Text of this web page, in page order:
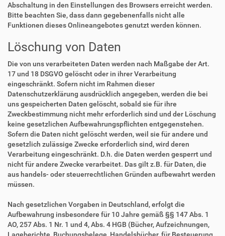
Abschaltung in den Einstellungen des Browsers erreicht werden.
Bitte beachten Sie, dass dann gegebenenfalls nicht alle
Funktionen dieses Onlineangebotes genutzt werden können.
Löschung von Daten
Die von uns verarbeiteten Daten werden nach Maßgabe der Art.
17 und 18 DSGVO gelöscht oder in ihrer Verarbeitung
eingeschränkt. Sofern nicht im Rahmen dieser
Datenschutzerklärung ausdrücklich angegeben, werden die bei
uns gespeicherten Daten gelöscht, sobald sie für ihre
Zweckbestimmung nicht mehr erforderlich sind und der Löschung
keine gesetzlichen Aufbewahrungspflichten entgegenstehen.
Sofern die Daten nicht gelöscht werden, weil sie für andere und
gesetzlich zulässige Zwecke erforderlich sind, wird deren
Verarbeitung eingeschränkt. D.h. die Daten werden gesperrt und
nicht für andere Zwecke verarbeitet. Das gilt z.B. für Daten, die
aus handels- oder steuerrechtlichen Gründen aufbewahrt werden
müssen.
Nach gesetzlichen Vorgaben in Deutschland, erfolgt die
Aufbewahrung insbesondere für 10 Jahre gemäß §§ 147 Abs. 1
AO, 257 Abs. 1 Nr. 1 und 4, Abs. 4 HGB (Bücher, Aufzeichnungen,